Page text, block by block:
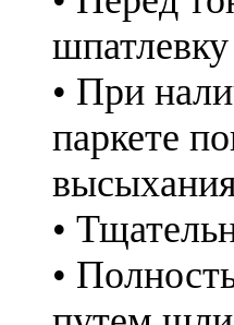
• При
паркете
•
•